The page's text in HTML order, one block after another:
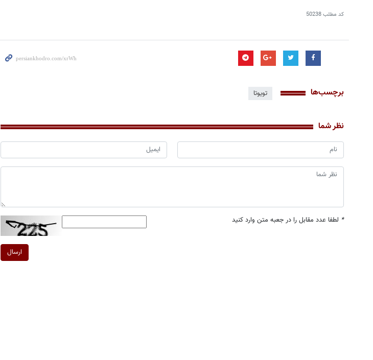
کد مطلب50238
برچسب‌ها تویوتا
نظر شما
* لطفا عدد مقابل را در جعبه متن وارد کنید
ارسال